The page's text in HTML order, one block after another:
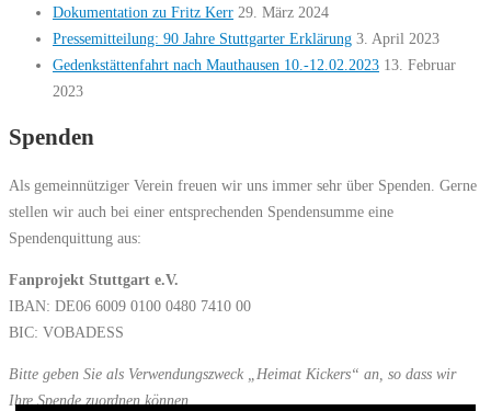
Dokumentation zu Fritz Kerr 29. März 2024
Pressemitteilung: 90 Jahre Stuttgarter Erklärung 3. April 2023
Gedenkstättenfahrt nach Mauthausen 10.-12.02.2023 13. Februar
2023
Spenden
Als gemeinnütziger Verein freuen wir uns immer sehr über Spenden. Gerne
stellen wir auch bei einer entsprechenden Spendensumme eine
Spendenquittung aus:
Fanprojekt Stuttgart e.V.
IBAN: DE06 6009 0100 0480 7410 00
BIC: VOBADESS
Bitte geben Sie als Verwendungszweck „Heimat Kickers“ an, so dass wir
Ihre Spende zuordnen können.